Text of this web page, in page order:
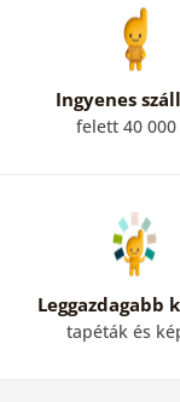
Ingyenes
felett 40 000
Leggazdagabb
tapéták és